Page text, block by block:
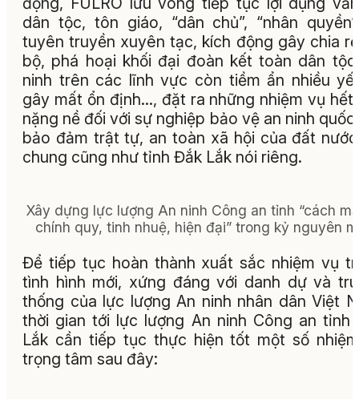
dân tộc, tôn giáo, “dân chủ”, “nhân
tuyên truyền xuyên tạc, kích động gây chia
bộ, phá hoại khối đại đoàn kết toàn dân
ninh trên các lĩnh vực còn tiềm ẩn nhiều
gây mất ổn định..., đặt ra những nhiệm vụ hết
nặng nề đối với sự nghiệp bảo vệ an ninh quốc
bảo đảm trật tự, an toàn xã hội của đất
chung cũng như tỉnh Đắk Lắk nói riêng.
Xây dựng lực lượng An ninh Công an tỉnh “cách
chính quy, tinh nhuệ, hiện đại” trong kỷ nguyên
Để tiếp tục hoàn thành xuất sắc nhiệm vụ
tình hình mới, xứng đáng với danh dự và
thống của lực lượng An ninh nhân dân Việt
thời gian tới lực lượng An ninh Công an tỉnh
Lắk cần tiếp tục thực hiện tốt một số
trọng tâm sau đây: